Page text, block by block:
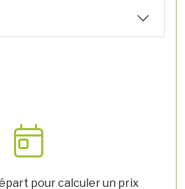
pour calculer un prix